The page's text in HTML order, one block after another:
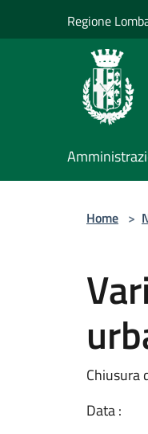
Regione
Home >
Chiusura
Data :